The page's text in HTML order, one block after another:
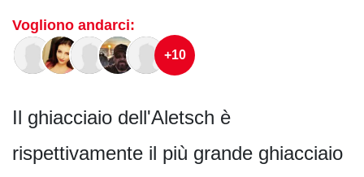
Vogliono andarci:
+10
Il ghiacciaio dell'Aletsch è
rispettivamente il più grande ghiacciaio